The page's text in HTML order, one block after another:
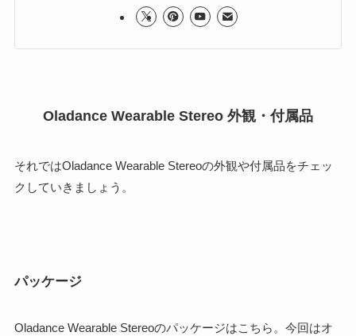
Oladance Wearable Stereo 外観・付属品
それではOladance Wearable Stereoの外観や付属品をチェッ
クしていきましょう。
パッケージ
Oladance Wearable Stereoのパッケージはこちら。今回はオ